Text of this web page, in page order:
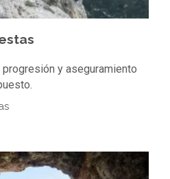
y aseguramiento